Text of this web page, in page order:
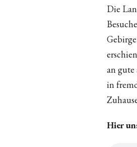
Die
an gute
in
Hier